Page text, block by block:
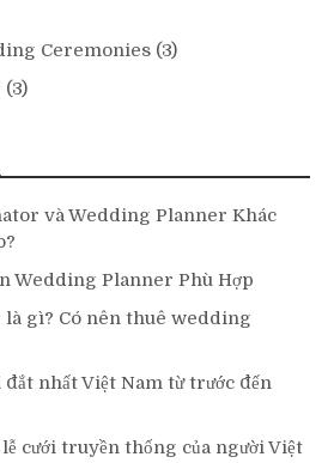
Ceremonies (3)
(3)
và Wedding Planner Khác
Wedding Planner Phù Hợp
gì? Có nên thuê wedding
nhất Việt Nam từ trước đến
cưới truyền thống của người Việt